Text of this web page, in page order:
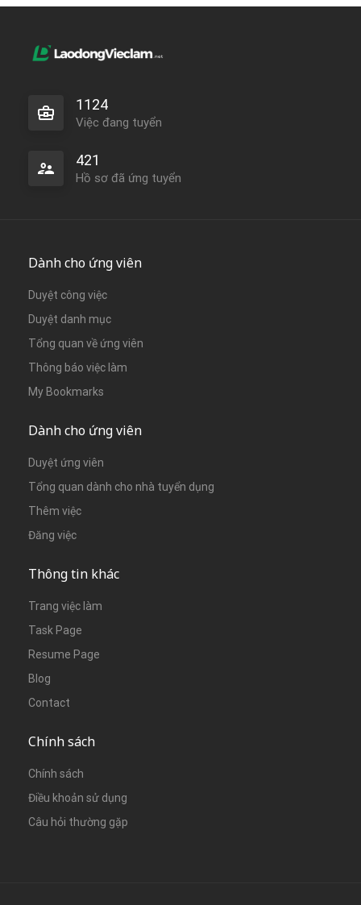
1124
Việc đang tuyển
421
Hồ sơ đã ứng tuyển
Dành cho ứng viên
Duyệt công việc
Duyệt danh mục
Tổng quan về ứng viên
Thông báo việc làm
My Bookmarks
Dành cho ứng viên
Duyệt ứng viên
Tổng quan dành cho nhà tuyển dụng
Thêm việc
Đăng việc
Thông tin khác
Trang việc làm
Task Page
Resume Page
Blog
Contact
Chính sách
Chính sách
Điều khoản sử dụng
Câu hỏi thường gặp